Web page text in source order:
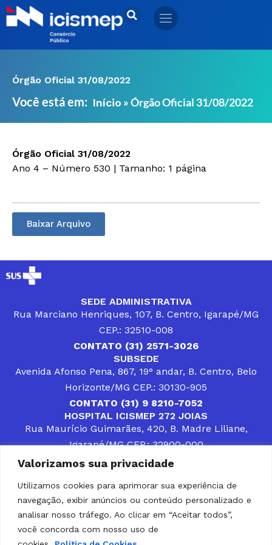
Valorizamos sua privacidade
Utilizamos cookies para aprimorar sua experiência de
navegação, exibir anúncios ou conteúdo personalizado e
analisar nosso tráfego. Ao clicar em “Aceitar todos”,
você concorda com nosso uso de
Ir
para
Órgão Oficial 31/08/2022
Você está em: Início »Órgão Oficial 31/08/2022
Órgão Oficial 31/08/2022
Ano 4 – Número 530 | Tamanho: 1 página
Baixar Arquivo
SEDE ADMINISTRATIVA
Rua Marciano Henriques, 107, B. Centro, Igarapé/MG
CEP.: 32510-008
CONTATO (31) 2571-3026
SUBSEDE
Avenida Afonso Pena, 867, 19° andar, B. Centro, Belo
Horizonte/MG CEP.: 30130-905
CONTATO (31) 9 8210-7052
HOSPITAL ICISMEP 272 JOIAS
Rua Maurício Guimarães, 420, B. Madre Liliane,
Igarapé/MG CEP.: 32900-000
CONTATOS (31) 3512-4400 ou (31) 9 8309-8660
DESENVOLVER SOLUÇÕES, AÇÕES E SERVIÇOS
PÚBLICOS QUE COMPLEMENTEM A ASSISTÊNCIA À
POPULAÇÃO DA REGIÃO EM QUE ATUA, SENDO
PARCEIRO DOS MUNICÍPIOS CONSORCIADOS NA
SOLUÇÃO DE DIFICULDADES ENFRENTADAS POR
GESTORES MUNICIPAIS, É O COMPROMISSO DO
ICISMEP.